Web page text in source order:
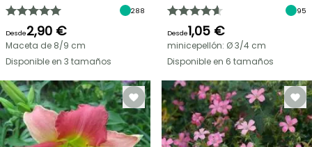
288
Desde2,90 €
Maceta de 8/9 cm
Disponible en 3 tamaños
95
Desde1,05 €
minicepellón: Ø 3/4 cm
Disponible en 6 tamaños